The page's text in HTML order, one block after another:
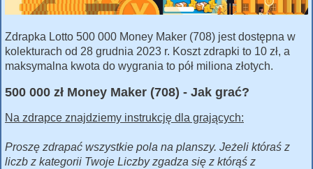
Zdrapka Lotto 500 000 Money Maker (708) jest dostępna w
kolekturach od 28 grudnia 2023 r. Koszt zdrapki to 10 zł, a
maksymalna kwota do wygrania to pół miliona złotych.
500 000 zł Money Maker (708) - Jak grać?
Na zdrapce znajdziemy instrukcję dla grających:
Proszę zdrapać wszystkie pola na planszy. Jeżeli któraś z
liczb z kategorii Twoje Liczby zgadza się z którąś z